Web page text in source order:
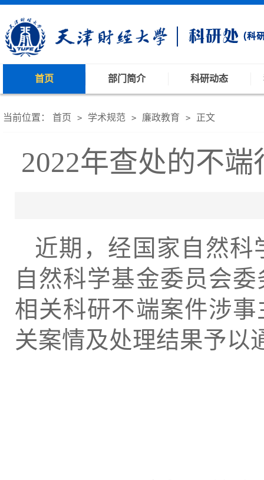
首页 部门简介 科研动态
当前位置： 首页 > 学术规范 > 廉政教育 > 正文
2022年查处的不
近期，经国家自然
自然科学基金委员会
相关科研不端案件涉
关案情及处理结果予以